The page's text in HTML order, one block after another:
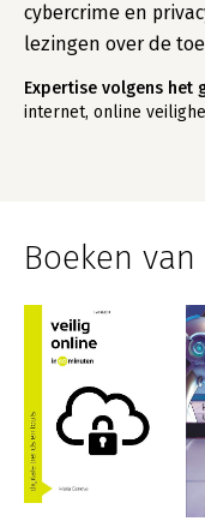
cybercrime en
lezingen over de
Expertise volgens het
internet, online
Boeken